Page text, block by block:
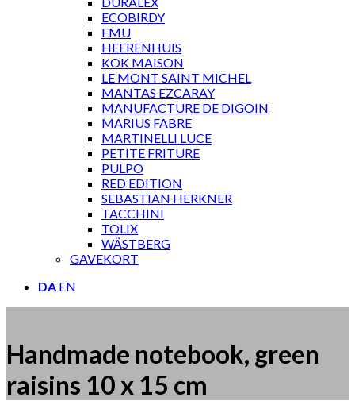
ECOBIRDY
EMU
HEERENHUIS
KOK MAISON
LE MONT SAINT MICHEL
MANTAS EZCARAY
MANUFACTURE DE DIGOIN
MARIUS FABRE
MARTINELLI LUCE
PETITE FRITURE
PULPO
RED EDITION
SEBASTIAN HERKNER
TACCHINI
TOLIX
WÄSTBERG
GAVEKORT
DA EN
Handmade notebook, green
raisins 10 x 15 cm